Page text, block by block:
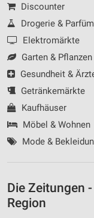
Discounter
Drogerie &
Elektromärkte
Garten & Pflanzen
Gesundheit &
Getränkemärkte
Kaufhäuser
Möbel & Wohnen
Mode &
Die Zeitungen
Region